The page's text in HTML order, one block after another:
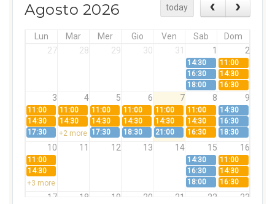
Agosto 2026 today
Lun Mar Mer Gio Ven Sab
Dom
27
28 29 30 31 1 2
14:30
11:00
16:30
14:30
18:00
16:30
3 4 5 6 7 8 9
11:00 11:00 11:00 11:00 11:00 11:00
14:30
14:30
14:30 14:30 14:30 14:30 14:30
16:30
17:30
+2 more 17:30 18:30 21:00 16:30 18:30
10 11 12 13 14 15 16
11:00 14:30
11:00
14:30
16:30
14:30
+3 more
18:00 16:30
17 18 19 20 21 22 23